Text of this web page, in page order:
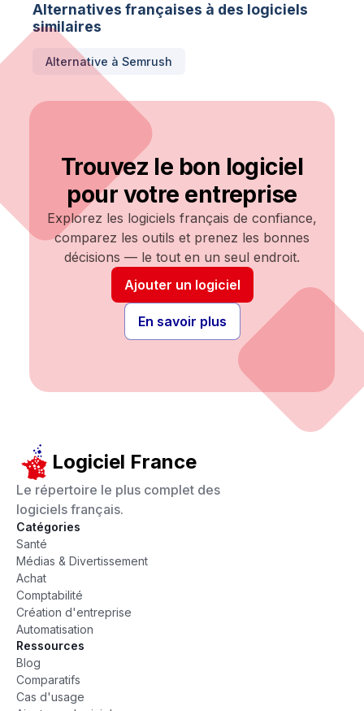
Alternatives françaises à des logiciels
similaires
Alternative à Semrush
Trouvez le bon logiciel
pour votre entreprise
Explorez les logiciels français de confiance,
comparez les outils et prenez les bonnes
décisions — le tout en un seul endroit.
Ajouter un logiciel
En savoir plus
Logiciel France
Le répertoire le plus complet des
logiciels français.
Catégories
Santé
Médias & Divertissement
Achat
Comptabilité
Création d'entreprise
Automatisation
Ressources
Blog
Comparatifs
Cas d'usage